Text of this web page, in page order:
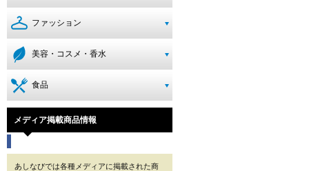
ファッション
美容・コスメ・香水
食品
メディア掲載商品情報
あしなびでは各種メディアに掲載された商